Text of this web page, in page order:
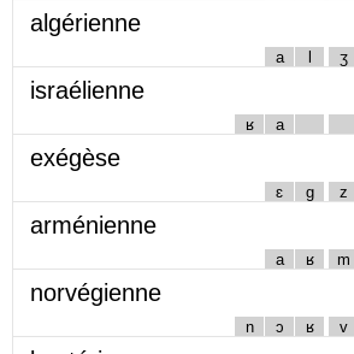
algérienne
a l ʒ
israélienne
ʁ a
exégèse
ɛ g z
arménienne
a ʁ m
norvégienne
n ɔ ʁ v